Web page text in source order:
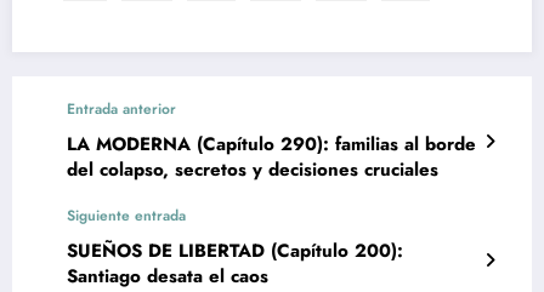
Entrada anterior
LA MODERNA (Capítulo 290): familias al borde
del colapso, secretos y decisiones cruciales
Siguiente entrada
SUEÑOS DE LIBERTAD (Capítulo 200):
Santiago desata el caos